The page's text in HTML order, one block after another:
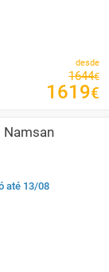
desde
1644€
1619€
Namsan
até 13/08